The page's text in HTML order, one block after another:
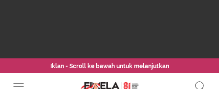
Iklan - Scroll ke bawah untuk melanjutkan